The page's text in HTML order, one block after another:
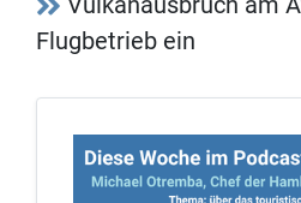
Flugbetrieb ein